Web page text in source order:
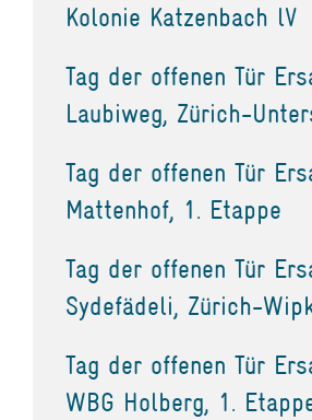
Kolonie Katzenbach lV
Tag der offenen Tür
Laubiweg, Zürich-
Tag der offenen Tür
Mattenhof, 1. Etappe
Tag der offenen Tür
Sydefädeli, Zürich-
Tag der offenen Tür
WBG Holberg, 1.